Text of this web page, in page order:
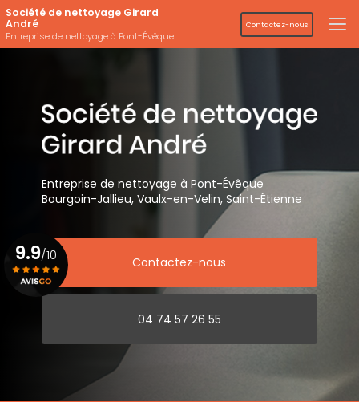
Aller
au
contenu
principal
Société de nettoyage Girard
André
Entreprise de nettoyage à Pont-Évêque
Contactez-nous
Entreprise de nettoyage à Pont-Évêque
Bourgoin-Jallieu, Vaulx-en-Velin, Saint-Étienne
Contactez-nous
04 74 57 26 55
9.9/10